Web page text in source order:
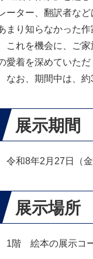
ーター、翻訳者な
まり知らなかった
これを機会に、ご家
愛着を深めていただ
なお、期間中は、約
展示期間
令和8年2月27日（
展示場所
1階 絵本の展示コ